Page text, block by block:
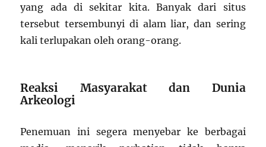
yang ada di sekitar kita. Banyak dari situs
tersebut tersembunyi di alam liar, dan sering
kali terlupakan oleh orang-orang.
Reaksi Masyarakat dan Dunia
Arkeologi
Penemuan ini segera menyebar ke berbagai